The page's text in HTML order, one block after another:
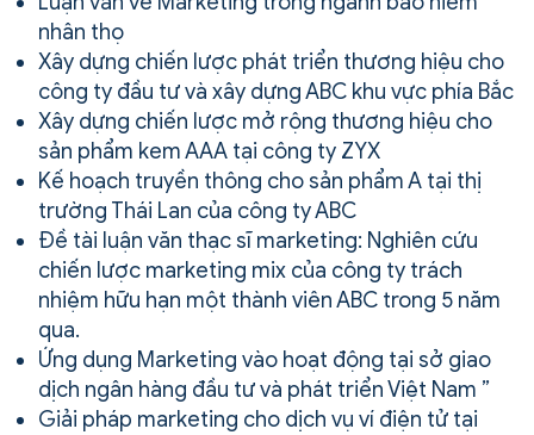
nhân thọ
Xây dựng chiến lược phát triển thương hiệu cho
công ty đầu tư và xây dựng ABC khu vực phía Bắc
Xây dựng chiến lược mở rộng thương hiệu cho
sản phẩm kem AAA tại công ty ZYX
Kế hoạch truyền thông cho sản phẩm A tại thị
trường Thái Lan của công ty ABC
Đề tài luận văn thạc sĩ marketing: Nghiên cứu
chiến lược marketing mix của công ty trách
nhiệm hữu hạn một thành viên ABC trong 5 năm
qua.
Ứng dụng Marketing vào hoạt động tại sở giao
dịch ngân hàng đầu tư và phát triển Việt Nam ”
Giải pháp marketing cho dịch vụ ví điện tử tại